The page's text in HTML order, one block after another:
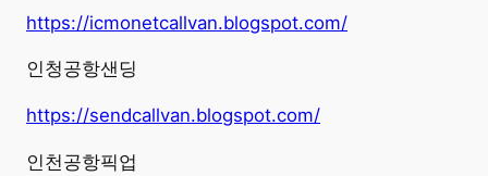
https://icmonetcallvan.blogspot.com/
인청공항샌딩
https://sendcallvan.blogspot.com/
인천공항픽업